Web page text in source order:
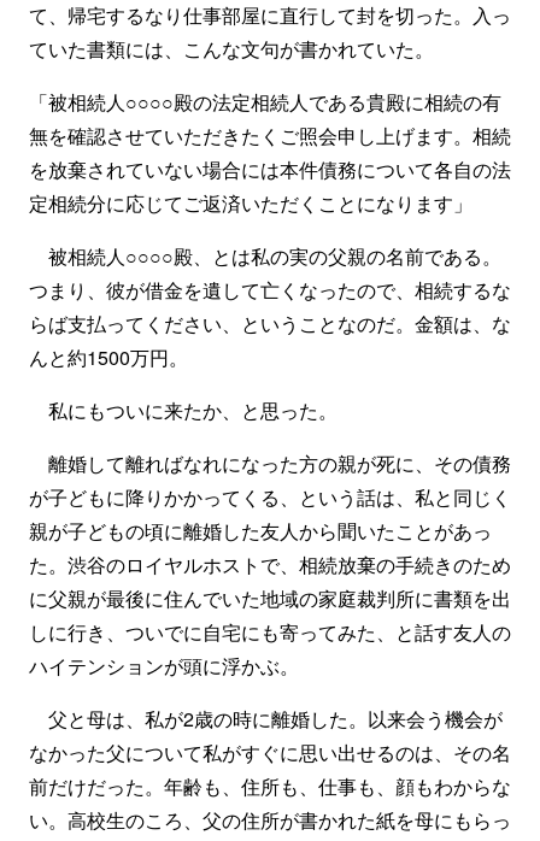
て、帰宅するなり仕事部屋に直行して封を切った。入っ
ていた書類には、こんな文句が書かれていた。
「被相続人○○○○殿の法定相続人である貴殿に相続の有
無を確認させていただきたくご照会申し上げます。相続
を放棄されていない場合には本件債務について各自の法
定相続分に応じてご返済いただくことになります」
被相続人○○○○殿、とは私の実の父親の名前である。
つまり、彼が借金を遺して亡くなったので、相続するな
らば支払ってください、ということなのだ。金額は、な
んと約1500万円。
私にもついに来たか、と思った。
離婚して離ればなれになった方の親が死に、その債務
が子どもに降りかかってくる、という話は、私と同じく
親が子どもの頃に離婚した友人から聞いたことがあっ
た。渋谷のロイヤルホストで、相続放棄の手続きのため
に父親が最後に住んでいた地域の家庭裁判所に書類を出
しに行き、ついでに自宅にも寄ってみた、と話す友人の
ハイテンションが頭に浮かぶ。
父と母は、私が2歳の時に離婚した。以来会う機会が
なかった父について私がすぐに思い出せるのは、その名
前だけだった。年齢も、住所も、仕事も、顔もわからな
い。高校生のころ、父の住所が書かれた紙を母にもらっ